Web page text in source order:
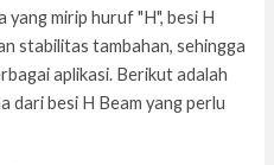
yang mirip huruf "H", besi H
stabilitas tambahan, sehingga
aplikasi. Berikut adalah
dari besi H Beam yang perlu